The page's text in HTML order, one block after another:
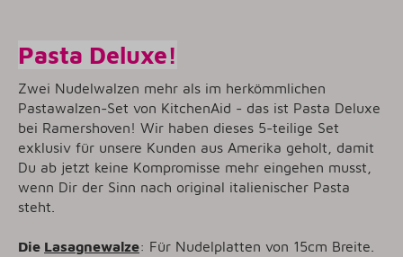
Pasta Deluxe!
Zwei Nudelwalzen mehr als im herkömmlichen
Pastawalzen-Set von KitchenAid - das ist Pasta Deluxe
bei Ramershoven! Wir haben dieses 5-teilige Set
exklusiv für unsere Kunden aus Amerika geholt, damit
Du ab jetzt keine Kompromisse mehr eingehen musst,
wenn Dir der Sinn nach original italienischer Pasta
steht.
Die Lasagnewalze: Für Nudelplatten von 15cm Breite.